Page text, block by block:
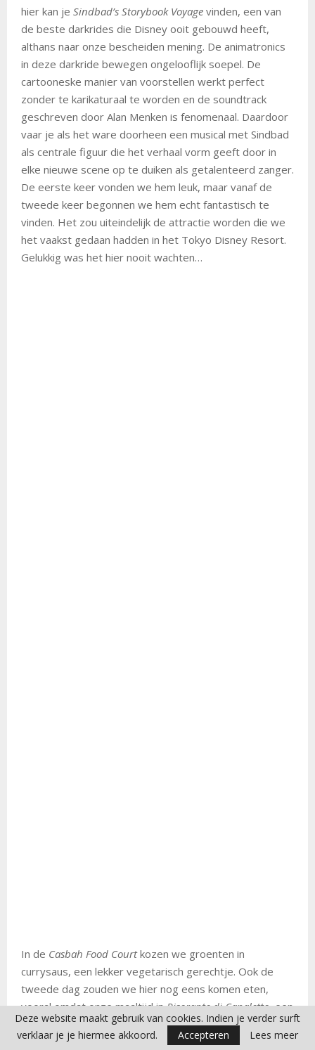
hier kan je Sindbad’s Storybook Voyage vinden, een van
de beste darkrides die Disney ooit gebouwd heeft,
althans naar onze bescheiden mening. De animatronics
in deze darkride bewegen ongelooflijk soepel. De
cartooneske manier van voorstellen werkt perfect
zonder te karikaturaal te worden en de soundtrack
geschreven door Alan Menken is fenomenaal. Daardoor
vaar je als het ware doorheen een musical met Sindbad
als centrale figuur die het verhaal vorm geeft door in
elke nieuwe scene op te duiken als getalenteerd zanger.
De eerste keer vonden we hem leuk, maar vanaf de
tweede keer begonnen we hem echt fantastisch te
vinden. Het zou uiteindelijk de attractie worden die we
het vaakst gedaan hadden in het Tokyo Disney Resort.
Gelukkig was het hier nooit wachten…
In de Casbah Food Courtkozen we groenten in
currysaus, een lekker vegetarisch gerechtje. Ook de
tweede dag zouden we hier nog eens komen eten,
vooral omdat onze maaltijd inRisorante di Canaletto, een
restaurant met bediening aan tafel, enorm was
tegengevallen qua hoeveelheid. Het was onze duurste
Deze website maakt gebruik van cookies. Indien je verder surft
verklaar je je hiermee akkoord.
Accepteren Lees meer